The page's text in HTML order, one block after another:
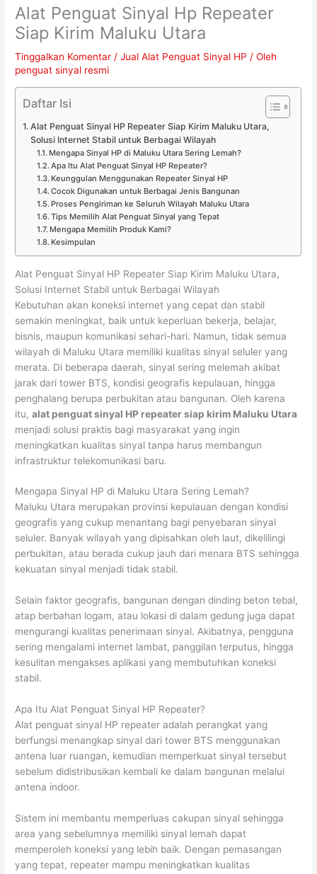
Alat Penguat Sinyal Hp Repeater
Siap Kirim Maluku Utara
Tinggalkan Komentar /Jual Alat Penguat Sinyal HP / Oleh
penguat sinyal resmi
Daftar Isi
Alat Penguat Sinyal HP Repeater Siap Kirim Maluku Utara,
Solusi Internet Stabil untuk Berbagai Wilayah
Mengapa Sinyal HP di Maluku Utara Sering Lemah?
Apa Itu Alat Penguat Sinyal HP Repeater?
Keunggulan Menggunakan Repeater Sinyal HP
Cocok Digunakan untuk Berbagai Jenis Bangunan
Proses Pengiriman ke Seluruh Wilayah Maluku Utara
Tips Memilih Alat Penguat Sinyal yang Tepat
Mengapa Memilih Produk Kami?
Kesimpulan
Alat Penguat Sinyal HP Repeater Siap Kirim Maluku Utara,
Solusi Internet Stabil untuk Berbagai Wilayah
Kebutuhan akan koneksi internet yang cepat dan stabil
semakin meningkat, baik untuk keperluan bekerja, belajar,
bisnis, maupun komunikasi sehari-hari. Namun, tidak semua
wilayah di Maluku Utara memiliki kualitas sinyal seluler yang
merata. Di beberapa daerah, sinyal sering melemah akibat
jarak dari tower BTS, kondisi geografis kepulauan, hingga
penghalang berupa perbukitan atau bangunan. Oleh karena
itu,alat penguat sinyal HP repeater siap kirim Maluku Utara
menjadi solusi praktis bagi masyarakat yang ingin
meningkatkan kualitas sinyal tanpa harus membangun
infrastruktur telekomunikasi baru.
Mengapa Sinyal HP di Maluku Utara Sering Lemah?
Maluku Utara merupakan provinsi kepulauan dengan kondisi
geografis yang cukup menantang bagi penyebaran sinyal
seluler. Banyak wilayah yang dipisahkan oleh laut, dikelilingi
perbukitan, atau berada cukup jauh dari menara BTS sehingga
kekuatan sinyal menjadi tidak stabil.
Selain faktor geografis, bangunan dengan dinding beton tebal,
atap berbahan logam, atau lokasi di dalam gedung juga dapat
mengurangi kualitas penerimaan sinyal. Akibatnya, pengguna
sering mengalami internet lambat, panggilan terputus, hingga
kesulitan mengakses aplikasi yang membutuhkan koneksi
stabil.
Apa Itu Alat Penguat Sinyal HP Repeater?
Alat penguat sinyal HP repeater adalah perangkat yang
berfungsi menangkap sinyal dari tower BTS menggunakan
antena luar ruangan, kemudian memperkuat sinyal tersebut
sebelum didistribusikan kembali ke dalam bangunan melalui
antena indoor.
Sistem ini membantu memperluas cakupan sinyal sehingga
area yang sebelumnya memiliki sinyal lemah dapat
memperoleh koneksi yang lebih baik. Dengan pemasangan
yang tepat, repeater mampu meningkatkan kualitas